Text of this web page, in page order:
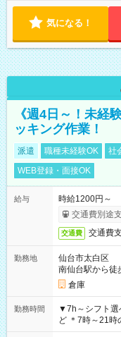
気になる！
《週4日～！未経
ッキング作業！
派遣 職種未経験OK 社
WEB登録・面接OK
給与
時給1200円～
交通費別途
交通費 交通費
勤務地
仙台市太白区
南仙台駅から徒
倉庫
勤務時間
▼7h～シフト選
ど ＊7時～21時